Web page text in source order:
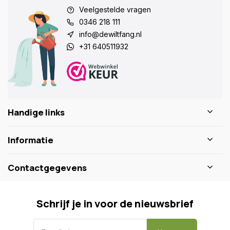
Veelgestelde vragen
0346 218 111
info@dewiltfang.nl
+31 640511932
Handige links
Informatie
Contactgegevens
Schrijf je in voor de nieuwsbrief